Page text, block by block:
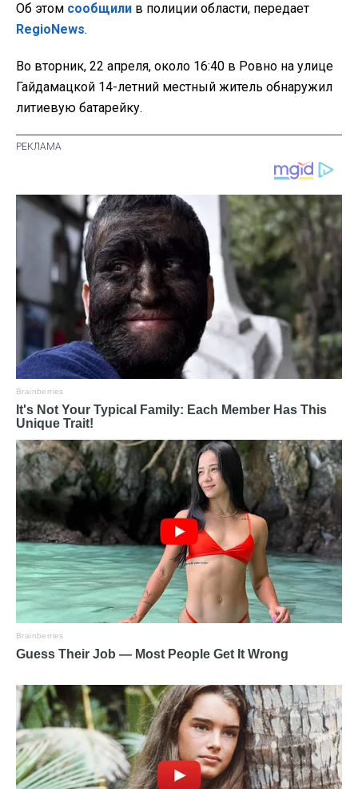
Об этом сообщили в полиции области, передает
RegioNews.
Во вторник, 22 апреля, около 16:40 в Ровно на улице
Гайдамацкой 14-летний местный житель обнаружил
литиевую батарейку.